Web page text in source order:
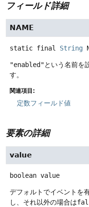
フィールド詳細
NAME
static final String
"enabled"という名前を
す。
関連項目:
定数フィールド値
要素の詳細
value
boolean value
デフォルトでイベントを
し、それ以外の場合は